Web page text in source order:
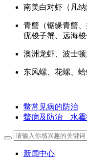
南美白对虾（凡
青蟹（锯缘青蟹
疣梭子蟹、远海
澳洲龙虾、波士
东风螺、花螺、
鳖常见病的防治
鳖病及防治―水霉
新闻中心